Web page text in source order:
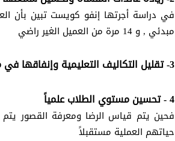
مبدئي , و 14 مرة من العميل الغير راضي
3- تقليل التكاليف التعليمية وإنفاقها في مسارها الصحيح
4 - تحسين مستوي الطلاب علمياً
فحين يتم قياس الرضا ومعرفة القصور
حياتهم العملية مستقبلاً